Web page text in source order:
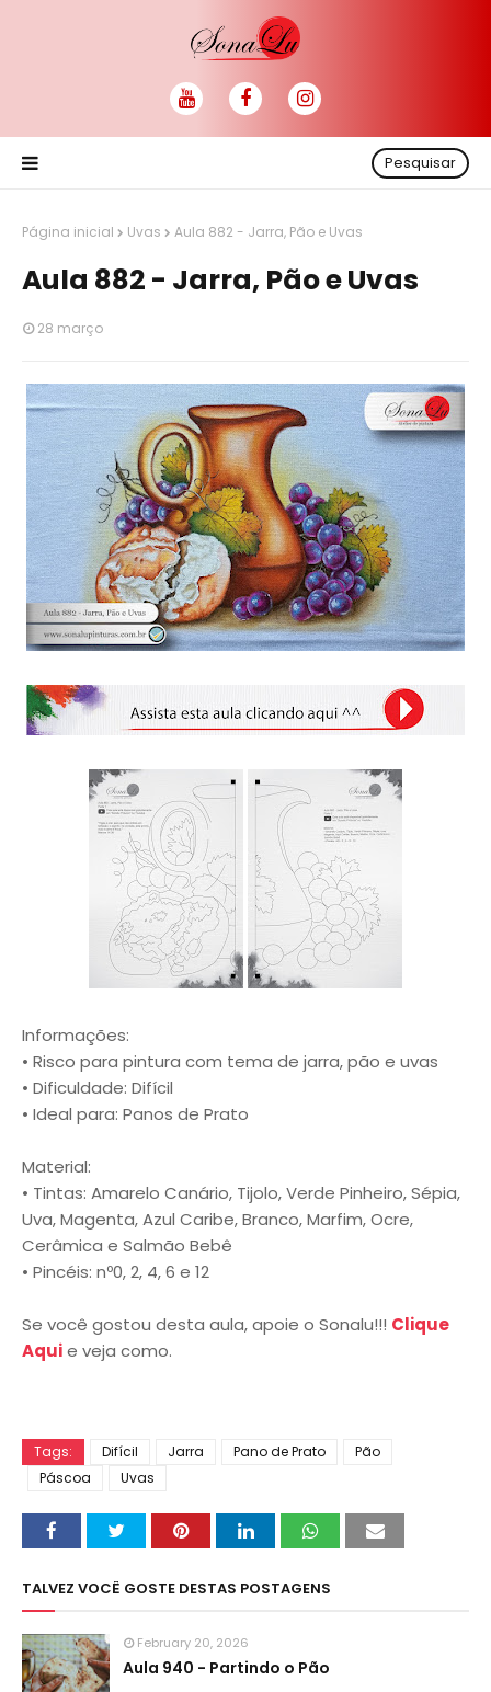
Pesquisar
Página inicial Uvas Aula 882 - Jarra, Pão e Uvas
Aula 882 - Jarra, Pão e Uvas
28 março
Informações:
• Risco para pintura com tema de jarra, pão e uvas
• Dificuldade: Difícil
• Ideal para: Panos de Prato
Material:
• Tintas: Amarelo Canário, Tijolo, Verde Pinheiro, Sépia,
Uva, Magenta, Azul Caribe, Branco, Marfim, Ocre,
Cerâmica e Salmão Bebê
• Pincéis: nº0, 2, 4, 6 e 12
Se você gostou desta aula, apoie o Sonalu!!! Clique
Aquie veja como.
Tags: Difícil Jarra Pano de Prato
Pão
Páscoa
Uvas
TALVEZ VOCÊ GOSTE DESTAS POSTAGENS
February 20, 2026
Aula 940 - Partindo o Pão